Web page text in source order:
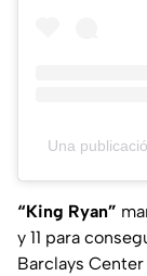
Una
“King Ryan”
y 11 para
Barclays